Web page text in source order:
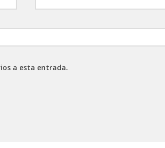
a esta entrada.